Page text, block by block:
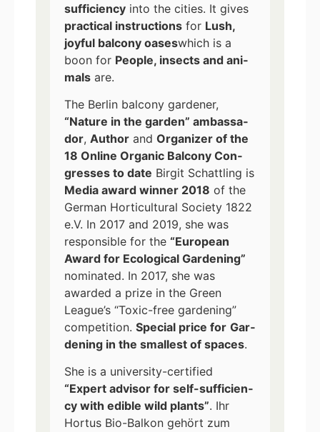
suf­fi­ci­en­cy into the cities. It gives
prac­ti­cal ins­truc­tions for Lush,
joyful bal­c­o­ny oaseswhich is a
boon for Peo­p­le, insects and ani­
mals are.
The Ber­lin bal­c­o­ny gar­de­ner,
“Natu­re in the gar­den” ambassa­
dor, Aut­hor and Orga­ni­zer of the
18 Online Orga­nic Bal­c­o­ny Con­
gres­ses to date Bir­git Schatt­ling is
Media award win­ner 2018 of the
Ger­man Hor­ti­cul­tu­ral Socie­ty 1822
e.V. In 2017 and 2019, she was
respon­si­ble for the “Euro­pean
Award for Eco­lo­gi­cal Gar­dening”
nomi­na­ted. In 2017, she was
award­ed a pri­ze in the Green
League’s “Toxic-free gar­dening”
com­pe­ti­ti­on. Spe­cial pri­ce for Gar­
dening in the smal­lest of spaces.
She is a uni­ver­si­ty-cer­ti­fied
“Expert advi­sor for self-suf­fi­ci­en­
cy with edi­ble wild plants”. Ihr
Hor­tus Bio-Bal­kon gehört zum